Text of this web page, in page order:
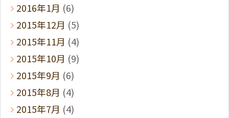
2016年1月 (6)
2015年12月 (5)
2015年11月 (4)
2015年10月 (9)
2015年9月 (6)
2015年8月 (4)
2015年7月 (4)